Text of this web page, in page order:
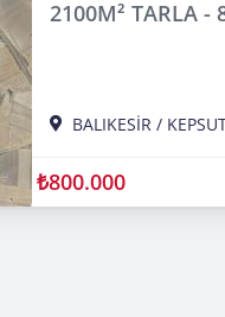
2100M² TARLA -
BALIKESİR /
₺800.000